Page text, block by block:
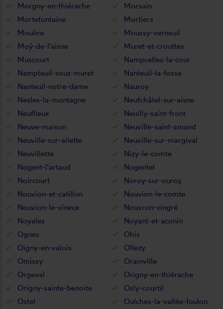
Morgny-en-thiérache
Morsain
Mortefontaine
Mortiers
Moulins
Moussy-verneuil
Moÿ-de-l'aisne
Muret-et-crouttes
Muscourt
Nampcelles-la-cour
Nampteuil-sous-muret
Nanteuil-la-fosse
Nanteuil-notre-dame
Nauroy
Nesles-la-montagne
Neufchâtel-sur-aisne
Neuflieux
Neuilly-saint-front
Neuve-maison
Neuville-saint-amand
Neuville-sur-ailette
Neuville-sur-margival
Neuvillette
Nizy-le-comte
Nogent-l'artaud
Nogentel
Noircourt
Noroy-sur-ourcq
Nouvion-et-catillon
Nouvion-le-comte
Nouvion-le-vineux
Nouvron-vingré
Noyales
Noyant-et-aconin
Ognes
Ohis
Oigny-en-valois
Ollezy
Omissy
Orainville
Orgeval
Origny-en-thiérache
Origny-sainte-benoite
Osly-courtil
Ostel
Oulches-la-vallée-foulon